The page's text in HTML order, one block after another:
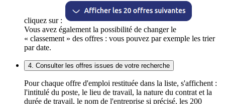
cliquez sur :
Vous avez également la possibilité de changer le
« classement » des offres : vous pouvez par exemple les trier
par date.
4. Consulter les offres issues de votre recherche
Pour chaque offre d'emploi restituée dans la liste, s'affichent :
l'intitulé du poste, le lieu de travail, la nature du contrat et la
durée de travail, le nom de l'entreprise si précisé, les 200